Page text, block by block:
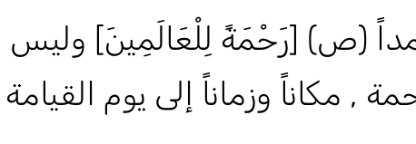
(ص) [رَحْمَةً لِلْعَالَمِينَ]
مكاناً وزماناً إلى يوم